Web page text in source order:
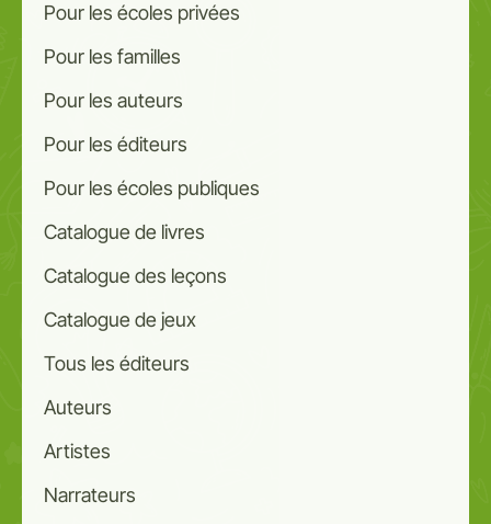
Pour les écoles privées
Pour les familles
Pour les auteurs
Pour les éditeurs
Pour les écoles publiques
Catalogue de livres
Catalogue des leçons
Catalogue de jeux
Tous les éditeurs
Auteurs
Artistes
Narrateurs